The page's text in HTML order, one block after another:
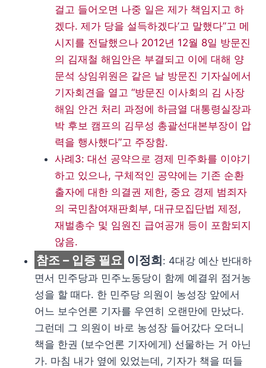
걸고 들어오면 나중 일은 제가 책임지고 하
겠다. 제가 당을 설득하겠다’고 말했다”고 메
시지를 전달했으나 2012년 12월 8일 방문진
의 김재철 해임안은 부결되고 이에 대해 양
문석 상임위원은 같은 날 방문진 기자실에서
기자회견을 열고 “방문진 이사회의 김 사장
해임 안건 처리 과정에 하금열 대통령실장과
박 후보 캠프의 김무성 총괄선대본부장이 압
력을 행사했다”고 주장함.
사례3: 대선 공약으로 경제 민주화를 이야기
하고 있으나, 구체적인 공약에는 기존 순환
출자에 대한 의결권 제한, 중요 경제 범죄자
의 국민참여재판회부, 대규모집단법 제정,
재벌총수 및 임원진 급여공개 등이 포함되지
않음.
참조 – 입증 필요 이정희: 4대강 예산 반대하
면서 민주당과 민주노동당이 함께 예결위 점거농
성을 할 때다. 한 민주당 의원이 농성장 앞에서
어느 보수언론 기자를 우연히 오랜만에 만났다.
그런데 그 의원이 바로 농성장 들어갔다 오더니
책을 한권 (보수언론 기자에게) 선물하는 거 아닌
가. 마침 내가 옆에 있었는데, 기자가 책을 떠들